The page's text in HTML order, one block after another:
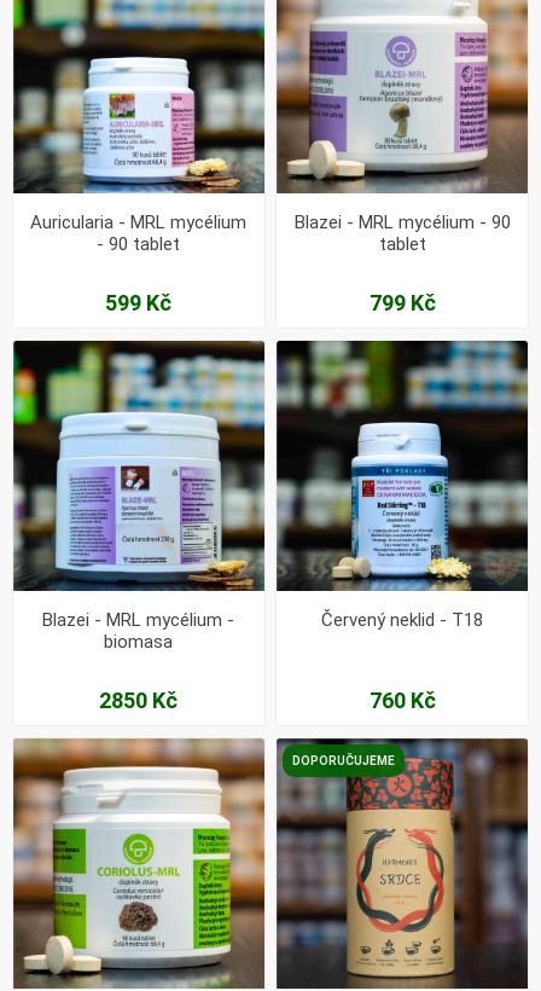
Auricularia - MRL mycélium
- 90 tablet
599 Kč
Blazei - MRL mycélium - 90
tablet
799 Kč
Blazei - MRL mycélium -
biomasa
2850 Kč
Červený neklid - T18
760 Kč
DOPORUČUJEME